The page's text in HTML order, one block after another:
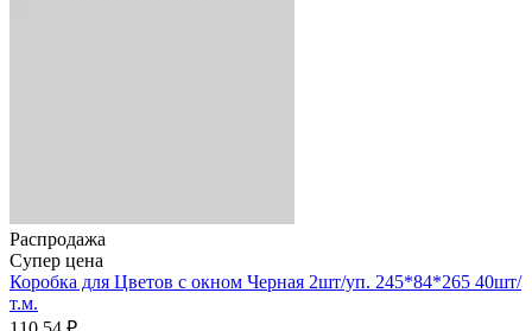
Распродажа
Супер цена
Коробка для Цветов с окном Черная 2шт/уп. 245*84*265 40шт/
т.м.